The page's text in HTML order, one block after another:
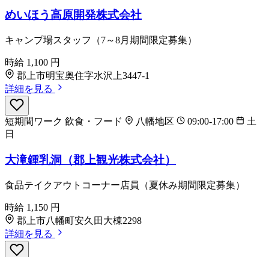
めいほう高原開発株式会社
キャンプ場スタッフ（7～8月期間限定募集）
時給 1,100 円
郡上市明宝奥住字水沢上3447‐1
詳細を見る
短期間ワーク 飲食・フード 八幡地区 09:00-17:00
土
日
大滝鍾乳洞（郡上観光株式会社）
食品テイクアウトコーナー店員（夏休み期間限定募集）
時給 1,150 円
郡上市八幡町安久田大棟2298
詳細を見る